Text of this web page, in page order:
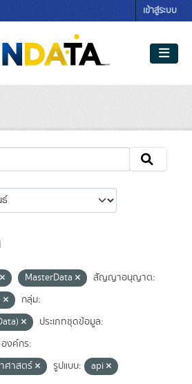
เข้าสู่ระบบ
MasterData
สัญญาอนุญาต:
กลุ่ม:
ประเภทชุดข้อมูล:
องค์กร:
ศาสตร์
รูปแบบ:
api